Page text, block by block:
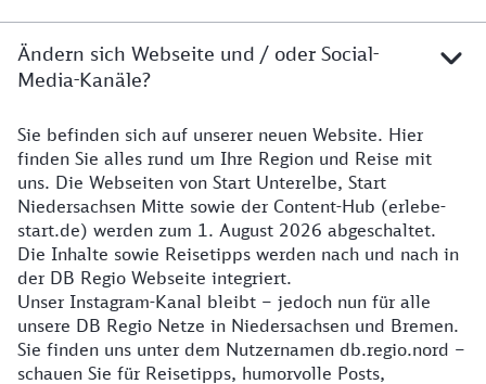
Ändern sich Webseite und / oder Social-
Media-Kanäle?
Details zur Website
Sie befinden sich auf unserer neuen Website. Hier
finden Sie alles rund um Ihre Region und Reise mit
uns. Die Webseiten von Start Unterelbe, Start
Niedersachsen Mitte sowie der Content-Hub (erlebe-
start.de) werden zum 1. August 2026 abgeschaltet.
Die Inhalte sowie Reisetipps werden nach und nach in
der DB Regio Webseite integriert.
Unser Instagram-Kanal bleibt – jedoch nun für alle
unsere DB Regio Netze in Niedersachsen und Bremen.
Sie finden uns unter dem Nutzernamen db.regio.nord –
schauen Sie für Reisetipps, humorvolle Posts,